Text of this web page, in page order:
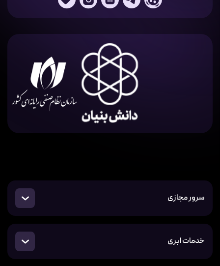
سرور مجازی
خدمات ابری